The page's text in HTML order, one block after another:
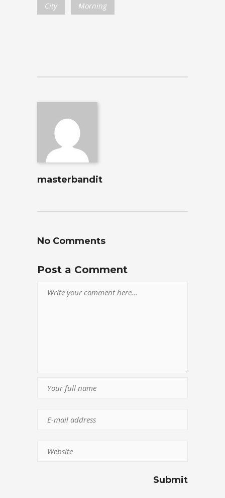
City Morning
masterbandit
No Comments
Post a Comment